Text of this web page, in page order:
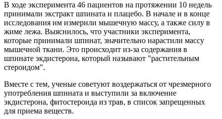
В ходе эксперимента 46 пациентов на протяжении 10 недель
принимали экстракт шпината и плацебо. В начале и в конце
исследования им измерили мышечную массу, а также силу в
жиме лежа. Выяснилось, что участники эксперимента,
которые принимали шпинат, значительно нарастили массу
мышечной ткани. Это происходит из-за содержания в
шпинате экдистерона, который называют "растительным
стероидом".
Вместе с тем, ученые советуют воздержаться от чрезмерного
употребления шпината и выступили за включение
экдистерона, фитостероида из трав, в список запрещенных
для приема веществ.